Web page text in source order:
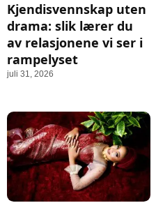
Kjendisvennskap uten
drama: slik lærer du
av relasjonene vi ser i
rampelyset
juli 31, 2026